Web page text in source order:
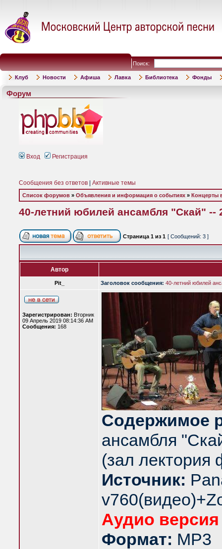
Поиск:
Клуб Новости Афиша Лавка Библиотека Фонды
Форум
Вход Регистрация
Сообщения без ответов Активные темы
Список форумов » Объявления и информация о событиях » Концерты
40-летний юбилей ансамбля "Скай" --
Страница 1 из 1 [ Сообщений: 3 ]
Автор
Pit_ Заголовок сообщения: 40-летний юбилей
Зарегистрирован: Вторник
09 Апрель 2019 08:14:36 AM
Сообщения: 168
Содержимое
ансамбля
(зал
Источник:
Аудио версия
Формат: MP3